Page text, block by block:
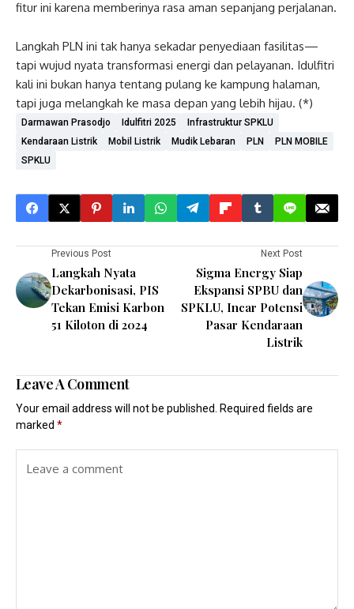
fitur ini karena memberinya rasa aman sepanjang perjalanan.
Langkah PLN ini tak hanya sekadar penyediaan fasilitas—
tapi wujud nyata transformasi energi dan pelayanan. Idulfitri
kali ini bukan hanya tentang pulang ke kampung halaman,
tapi juga melangkah ke masa depan yang lebih hijau. (*)
Darmawan Prasodjo Idulfitri 2025
Infrastruktur SPKLU
Kendaraan Listrik
Mobil Listrik Mudik Lebaran PLN
PLN MOBILE
SPKLU
Previous Post
Langkah Nyata
Dekarbonisasi, PIS
Tekan Emisi Karbon
51 Kiloton di 2024
Next Post
Sigma Energy Siap
Ekspansi SPBU dan
SPKLU, Incar Potensi
Pasar Kendaraan
Listrik
Leave A Comment
Your email address will not be published. Required fields are
marked *